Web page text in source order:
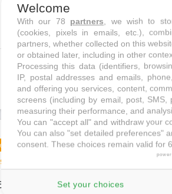
km de votre recherche initiale
rue d'Alençon
Welcome
With our 78 partners , we wish to
(cookies, pixels in emails, etc.),
partners, whether collected on this
or obtained later, including in other
Processing this data (identifiers,
IP, postal addresses and emails,
and offering you services, content,
screens (including by email, post,
measuring their performance, and
You can "accept all" and withdraw your
You can also "set detailed preferences"
consent. These choices remain valid for
Set your choices